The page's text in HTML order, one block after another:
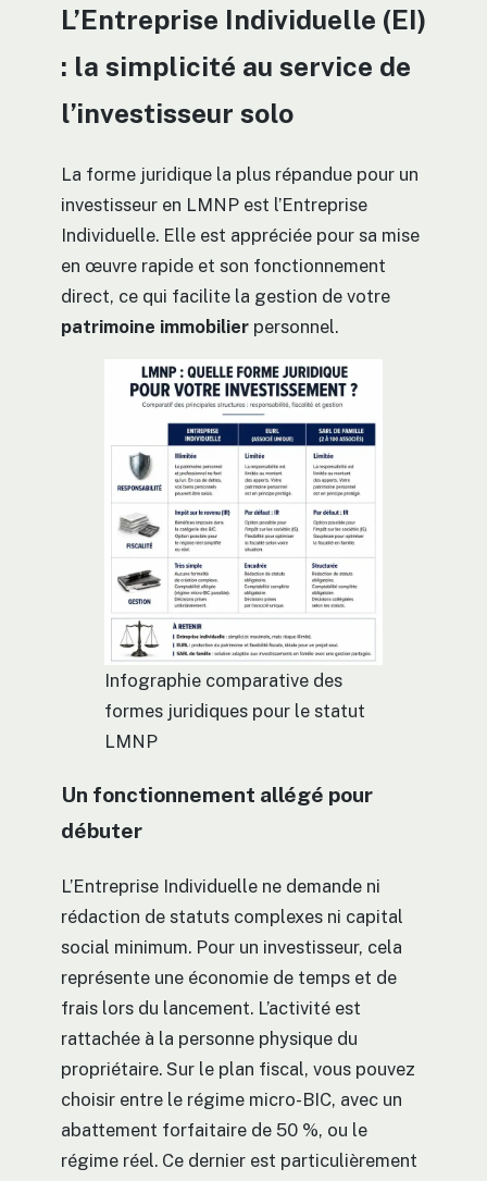
L’Entreprise Individuelle (EI)
: la simplicité au service de
l’investisseur solo
La forme juridique la plus répandue pour un
investisseur en LMNP est l’Entreprise
Individuelle. Elle est appréciée pour sa mise
en œuvre rapide et son fonctionnement
direct, ce qui facilite la gestion de votre
patrimoine immobilier personnel.
Infographie comparative des
formes juridiques pour le statut
LMNP
Un fonctionnement allégé pour
débuter
L’Entreprise Individuelle ne demande ni
rédaction de statuts complexes ni capital
social minimum. Pour un investisseur, cela
représente une économie de temps et de
frais lors du lancement. L’activité est
rattachée à la personne physique du
propriétaire. Sur le plan fiscal, vous pouvez
choisir entre le régime micro-BIC, avec un
abattement forfaitaire de 50 %, ou le
régime réel. Ce dernier est particulièrement